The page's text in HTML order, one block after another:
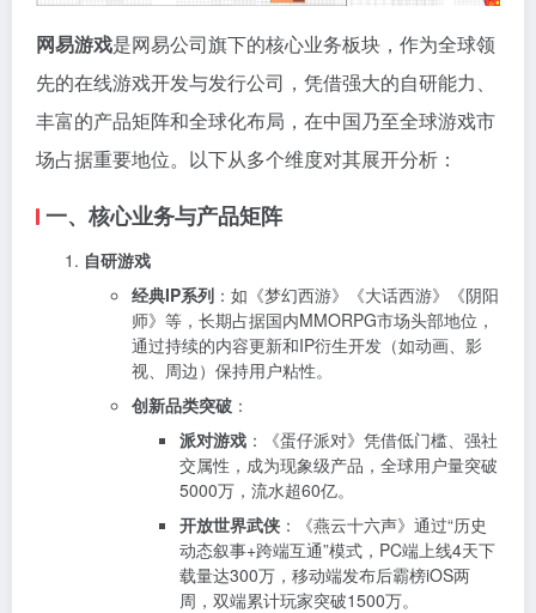
网易游戏是网易公司旗下的核心业务板块，作为全球领
先的在线游戏开发与发行公司，凭借强大的自研能力、
丰富的产品矩阵和全球化布局，在中国乃至全球游戏市
场占据重要地位。以下从多个维度对其展开分析：
一、核心业务与产品矩阵
自研游戏
经典IP系列 ：如《梦幻西游》《大话西游》《阴阳
师》等，长期占据国内MMORPG市场头部地位，
通过持续的内容更新和IP衍生开发（如动画、影
视、周边）保持用户粘性。
创新品类突破 ：
派对游戏 ：《蛋仔派对》凭借低门槛、强社
交属性，成为现象级产品，全球用户量突破
5000万，流水超60亿。
开放世界武侠 ：《燕云十六声》通过“历史
动态叙事+跨端互通”模式，PC端上线4天下
载量达300万，移动端发布后霸榜iOS两
周，双端累计玩家突破1500万。